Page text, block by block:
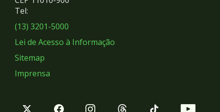
Sociais
Tel:
(13) 3201-5000
Lei de Acesso à Informação
Sitemap
Imprensa